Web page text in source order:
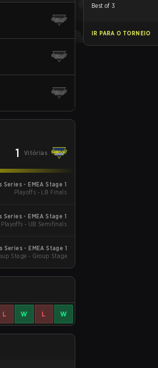
1 Vitórias
- EMEA Stage 1
Playoffs - LB Finals
- EMEA Stage 1
Playoffs - UB Semifinals
- EMEA Stage 1
Stage - Group Stage
L W L W
Best of 3
IR PARA O TORNEIO